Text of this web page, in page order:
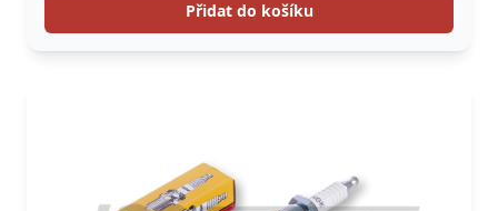
Přidat do košíku